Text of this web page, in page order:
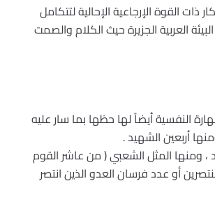
من المفاهيم والأفكار ذات القوة الإرجاعية الإحالية لتتكامل
العربية الجزيرة حيث الكلام والصمت
النفسية أيضاً لها حظها بما سار عليه
أربعين الشهيد .
، ومنها المثل الشعبي ( من عاشر القوم
أو عدد فرسان العدو الذين انتصر